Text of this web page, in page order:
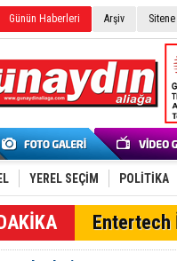
Günün Haberleri Arşiv
YEREL SEÇİM POLİTİKA
Entertech